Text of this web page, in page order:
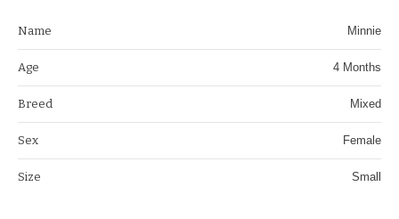
Name Minnie
Age 4 Months
Breed Mixed
Sex Female
Size Small